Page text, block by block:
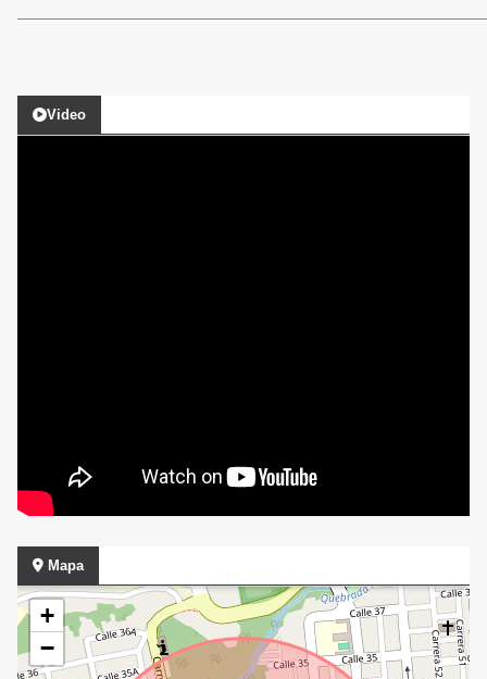
Video
Mapa
+
−